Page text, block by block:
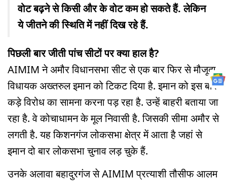
वोट बढ़ने से किसी और के वोट कम हो सकते हैं. लेकिन
ये जीतने की स्थिति में नहीं दिख रहे हैं.
पिछली बार जीती पांच सीटों पर क्या हाल है?
AIMIM ने अमौर विधानसभा सीट से एक बार फिर से मौजूदा
विधायक अख्तरुल इमान को टिकट दिया है. इमान को इस बार
कड़े विरोध का सामना करना पड़ रहा है. उन्हें बाहरी बताया जा
रहा है. वे कोचाधामन के मूल निवासी है. जिसकी सीमा अमौर से
लगती है. यह किशनगंज लोकसभा क्षेत्र में आता है जहां से
इमान दो बार लोकसभा चुनाव लड़ चुके हैं.
उनके अलावा बहादुरगंज से AIMIM प्रत्याशी तौसीफ आलम